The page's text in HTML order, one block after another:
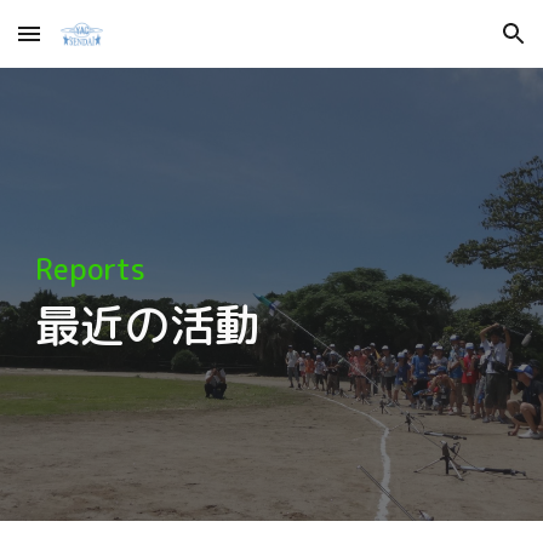
Skip to main content Skip to navigation
Reports
最近の活動